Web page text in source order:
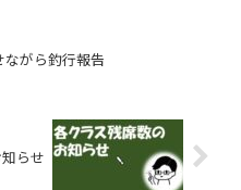
ながら釣行報告
らせ